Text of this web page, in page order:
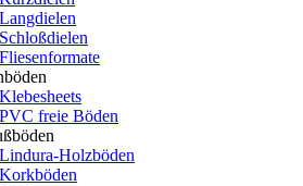
Langdielen
Schloßdielen
Fliesenformate
Klebesheets
PVC freie Böden
Lindura-Holzböden
Korkböden